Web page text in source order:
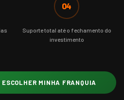
04
Suporte total até o fechamento do
investimento
MINHA FRANQUIA